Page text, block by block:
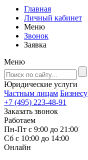
Главная
Личный кабинет
Меню
Звонок
Заявка
Меню
Юридические услуги
Частным лицам Бизнесу
+7 (495) 223-48-91
Заказать звонок
Работаем
Пн-Пт с 9:00 до 21:00
Сб с 10:00 до 14:00
Онлайн